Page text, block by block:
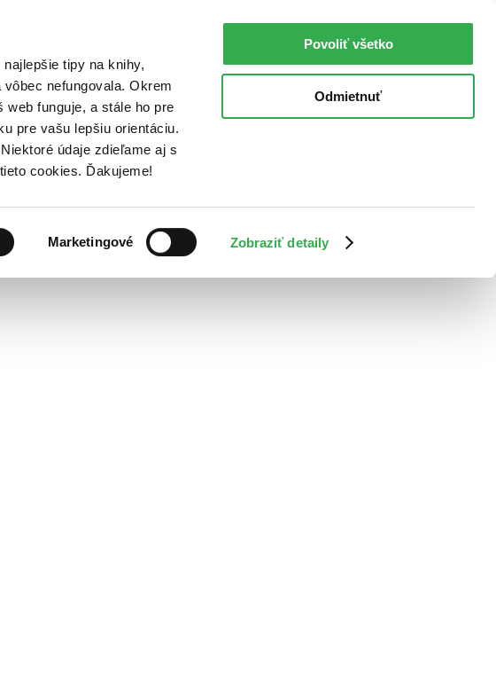
tipy na knihy,
nefungovala. Okrem
funguje, a stále ho pre
pre vašu lepšiu orientáciu.
údaje zdieľame aj s
cookies. Ďakujeme!
Marketingové Zobraziť detaily
Povoliť všetko
Odmietnuť